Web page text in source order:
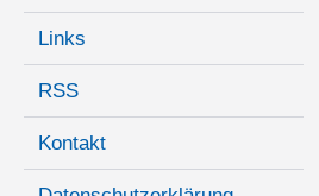
Links
RSS
Kontakt